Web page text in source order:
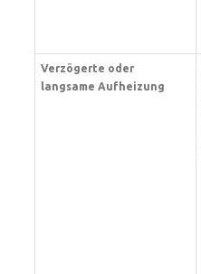
Verzögerte oder
langsame Aufheizung